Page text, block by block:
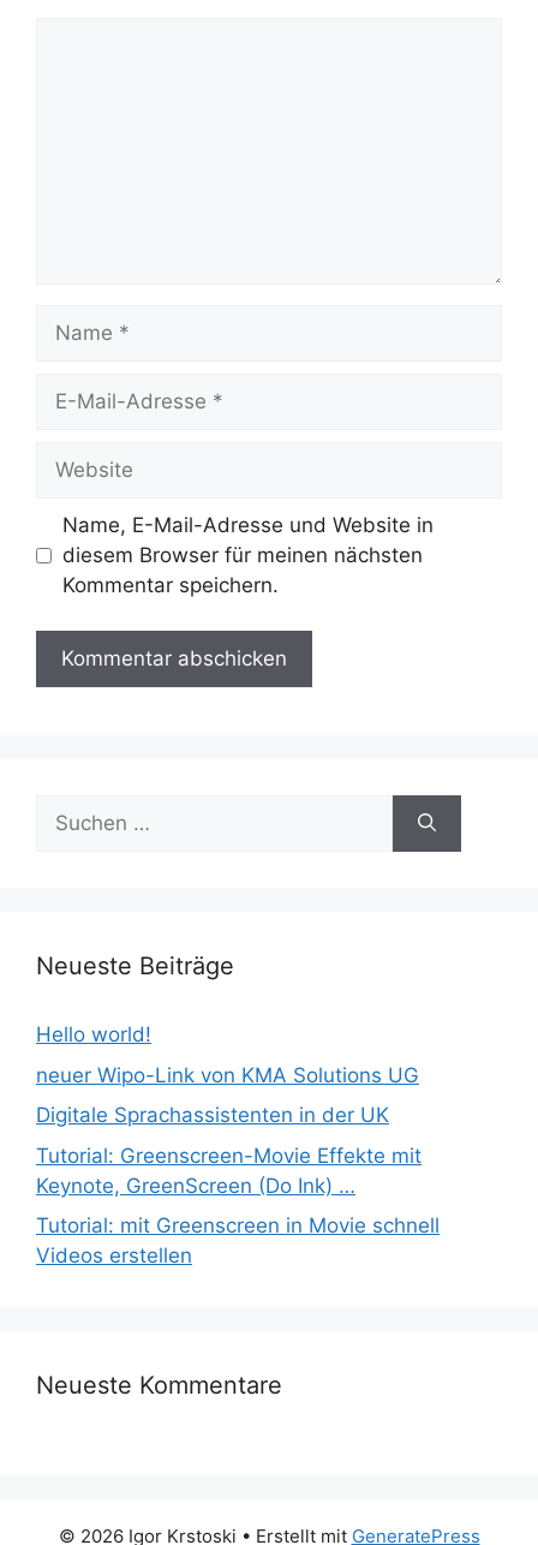
Mail-
Name, E-Mail-Adresse und Website in
diesem Browser für meinen nächsten
Kommentar speichern.
Suchen
nach:
Neueste Beiträge
Hello world!
neuer Wipo-Link von KMA Solutions UG
Digitale Sprachassistenten in der UK
Tutorial: Greenscreen-Movie Effekte mit
Keynote, GreenScreen (Do Ink) …
Tutorial: mit Greenscreen in Movie schnell
Videos erstellen
Neueste Kommentare
© 2026 Igor Krstoski • Erstellt mit GeneratePress